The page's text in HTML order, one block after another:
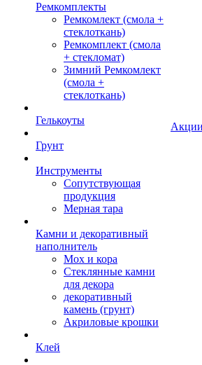
Ремкомплекты
Ремкомлект (смола +
стеклоткань)
Ремкомплект (смола
+ стекломат)
Зимний Ремкомлект
(смола +
стеклоткань)
Гелькоуты
Грунт
Инструменты
Сопутствующая
продукция
Мерная тара
Камни и декоративный
наполнитель
Мох и кора
Стеклянные камни
для декора
декоративный
камень (грунт)
Акриловые крошки
Клей
Акции